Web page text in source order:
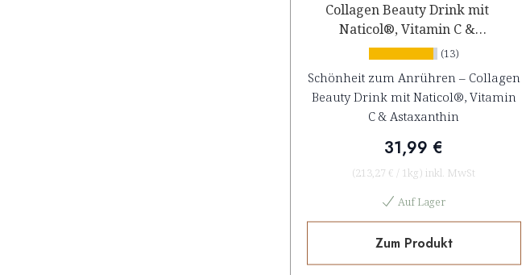
Collagen Beauty Drink mit
Naticol®, Vitamin C &
Astaxanthin(13)
Schönheit zum Anrühren – Collagen
Beauty Drink mit Naticol®, Vitamin
C & Astaxanthin
31,99 €
(213,27 € / 1kg) inkl. MwSt
Auf Lager
Zum Produkt